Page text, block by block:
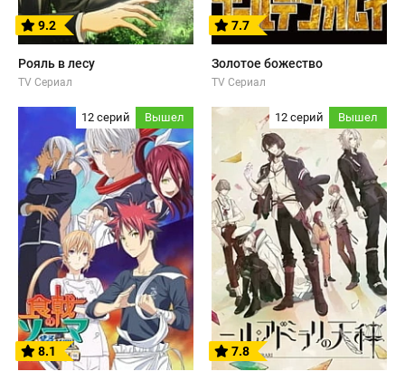
9.2
Рояль в лесу
TV Сериал
7.7
Золотое божество
TV Сериал
12 серий Вышел
8.1
12 серий Вышел
7.8